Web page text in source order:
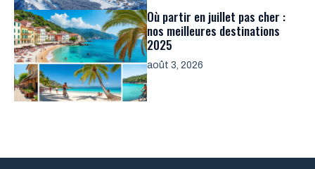
Où partir en juillet pas cher :
nos meilleures destinations
2025
août 3, 2026